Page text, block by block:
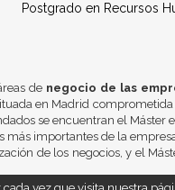
Postgrado en Recursos
de negocio de las
en Madrid
se encuentran el Máster
más importantes de la
de los negocios, y el